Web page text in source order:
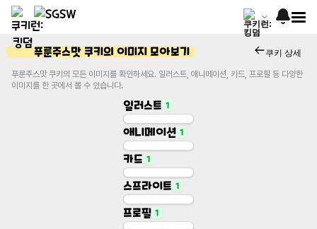
푸룬주스맛 쿠키의 이미지 모아보기 쿠키 상세
푸룬주스맛 쿠키의 모든 이미지를 확인하세요. 일러스트, 애니메이션, 카드, 프로필 등 다양한
이미지를 한 곳에서 볼 수 있습니다.
일러스트 1
Illustration
일러스트
애니메이션 1
Animation
애니메이션
카드 1
Character Card
카드
스프라이트 1
Base Sprite
프로필 1